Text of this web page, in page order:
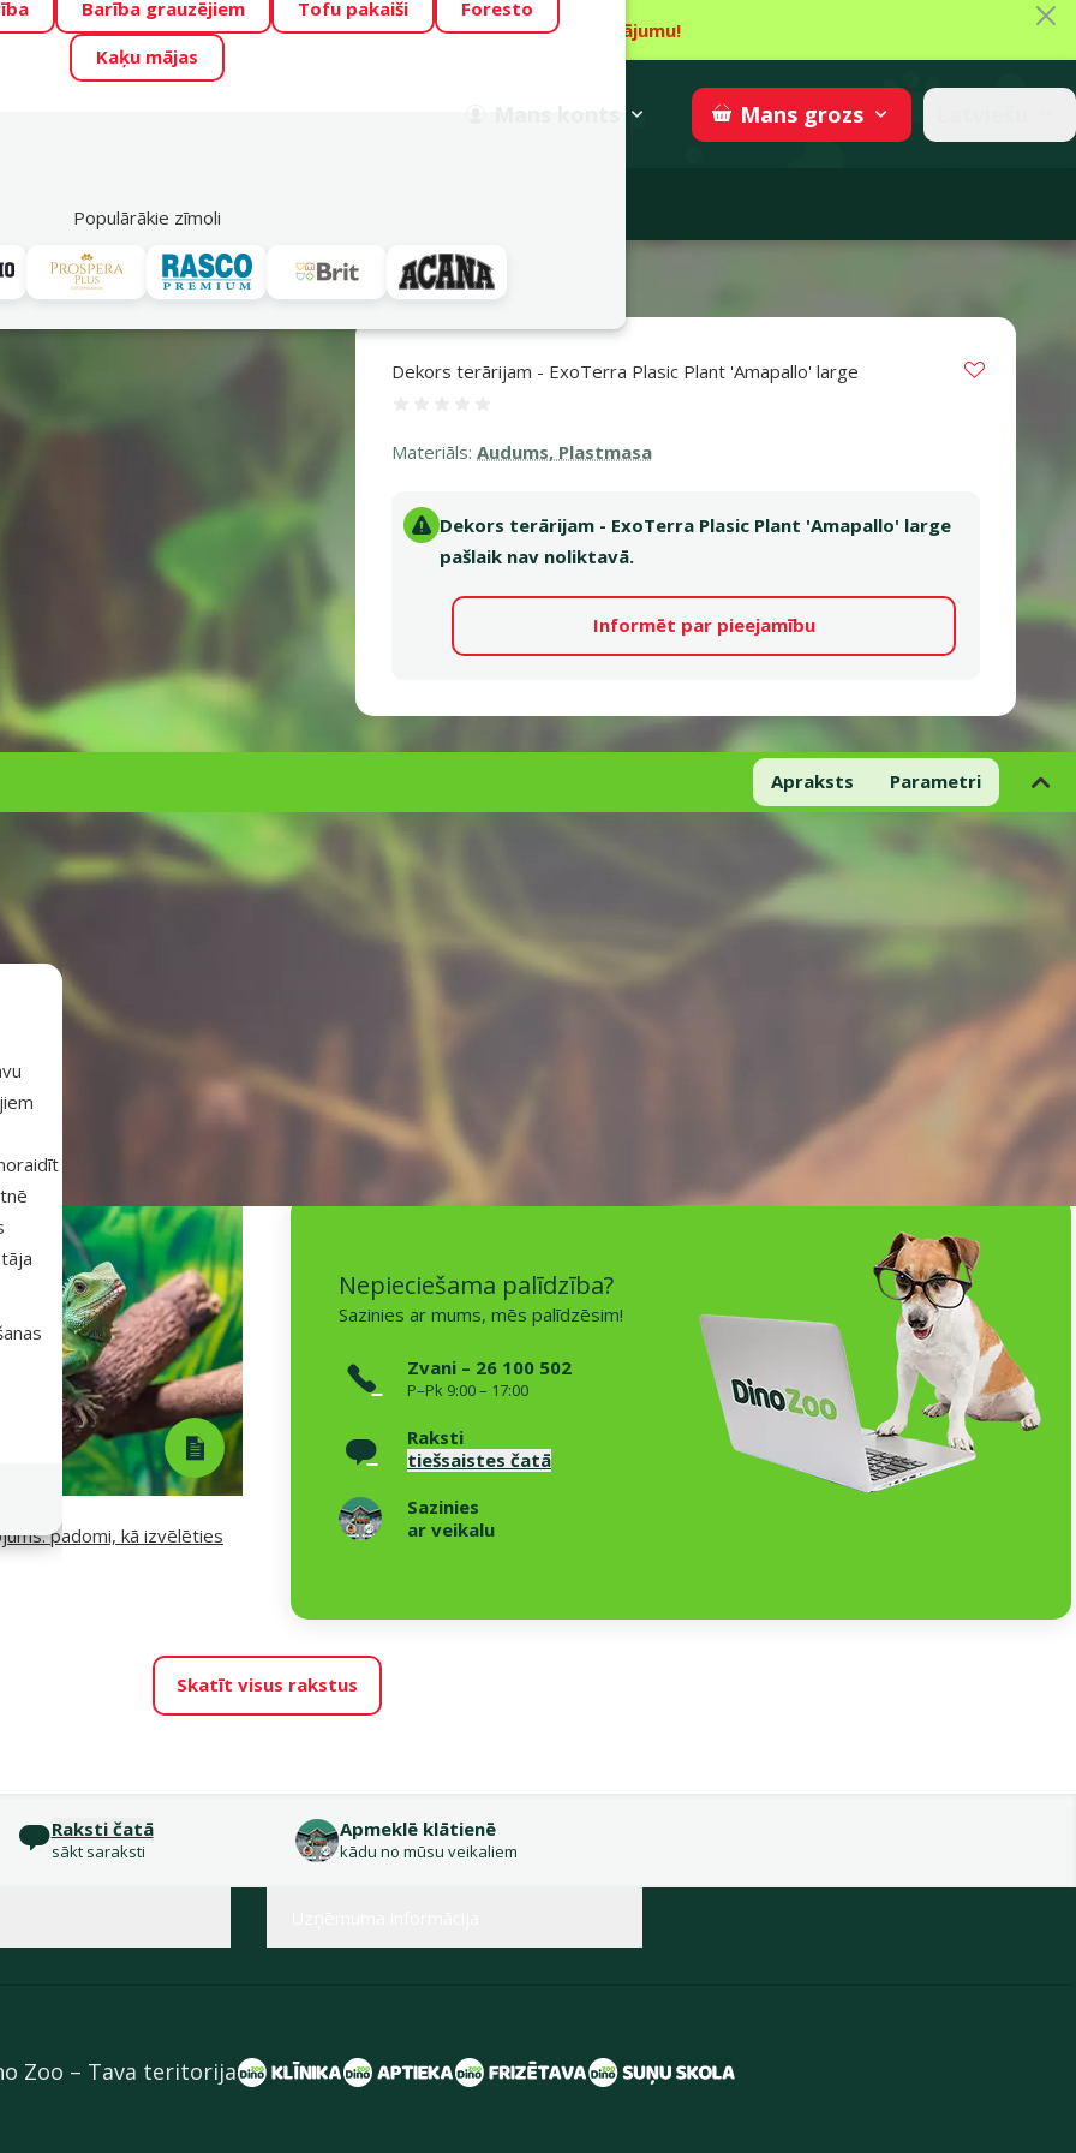
Zoo piedāvā lieliskas cenas mīluļu TOP barībām! 🍖 →Skatīt piedāvājumu!
ŪSAIŅI”! Varbūt tieši Tavs mīlulis būs 2027. gada zvaigzne
Mans grozs
Barība grauzējiem Tofu pakaiši
Foresto
Kaķu mājas
Populārākie zīmoli
Akciju piedāvājumi
Terāriju augi Dekors terārijam - ExoTerra Plasic Plant 'Amapallo' large
Dekors terārijam - ExoTerra Plasic Plant 'Amapallo' large
Materiāls: Audums, Plastmasa
Dekors terārijam - ExoTerra Plasic Plant 'Amapallo' large
pašlaik nav noliktavā.
Informēt par pieejamību
Apraksts Parametri
augi un dekorācijas terārijiem kurus grūti atšķirt no dabīgiem. Dzīvu augu, mākslīgo augu un dekorāciju kombinācija ļaus aizpildīt
Dzīvnieki nevar izrakt un apēst augus. Tiem nav nepieciešama laistīšana, pārstādīšana. Pilnīgi atgādina dzīvos augus.
Izveido dabīgo nojumi rāpuļiem un abiniekiem. Mākslīgie augi un dekorācijas lieliski izskatīsies jebkurā terārijā un palīdzes
Nepieciešama palīdzība?
Sazinies ar mums, mēs palīdzēsim!
Zvani – 26 100 502
P–Pk 9:00 – 17:00
Raksti
tiešsaistes čatā
Sazinies
ar veikalu
padomi, kā izvēlēties
Skatīt visus rakstus
Raksti čatā
sākt saraksti
Apmeklē klātienē
kādu no mūsu veikaliem
Zoo – Tava teritorija